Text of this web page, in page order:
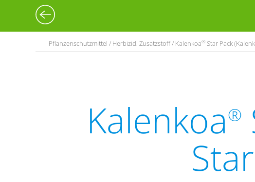
Pflanzenschutzmittel / Herbizid, Zusatzstoff / Kalenkoa® Star Pack
Kalenkoa®